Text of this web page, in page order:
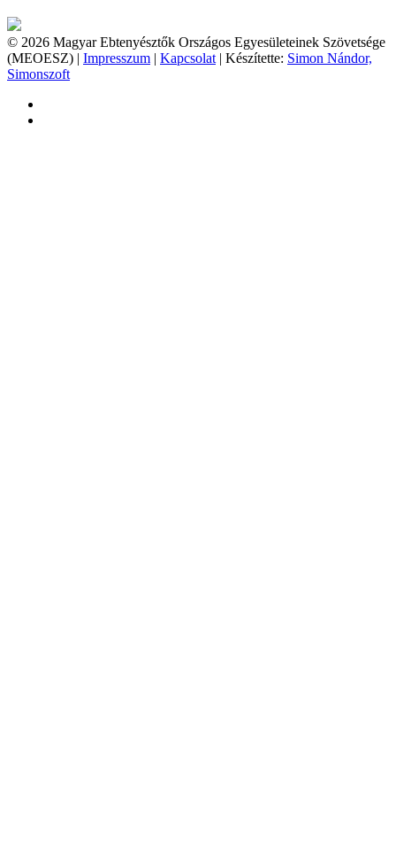
© 2026 Magyar Ebtenyésztők Országos Egyesületeinek Szövetsége
(MEOESZ) | Impresszum | Kapcsolat | Készítette: Simon Nándor,
Simonszoft